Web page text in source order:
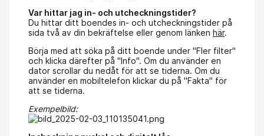
Var hittar jag in- och utcheckningstider?
Du hittar ditt boendes in- och utcheckningstider på
sida två av din bekräftelse eller genom länken här.
Börja med att söka på ditt boende under "Fler filter"
och klicka därefter på "Info". Om du använder en
dator scrollar du nedåt för att se tiderna. Om du
använder en mobiltelefon klickar du på "Fakta" för
att se tiderna.
Exempelbild: